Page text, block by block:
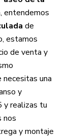
, entendemos
de
estamos
de venta y
necesitas una
y
y realizas tu
nos
y montaje